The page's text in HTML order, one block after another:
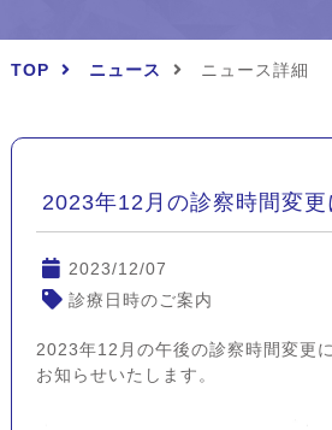
TOP ニュース ニュース詳細
2023年12月の診察時間変更
2023/12/07
診療日時のご案内
2023年12月の午後の診察時間変更
お知らせいたします。